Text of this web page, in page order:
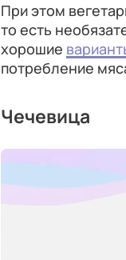
При этом
то есть
хорошие
потребление
Чечевица